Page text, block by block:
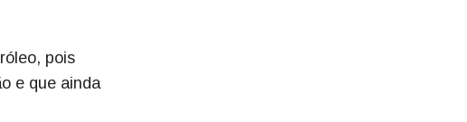
pois
e que ainda